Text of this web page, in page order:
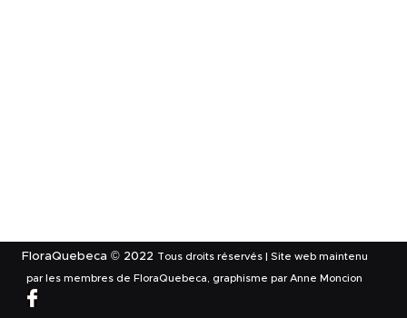
FloraQuebeca © 2022 Tous droits réservés | Site web maintenu
par les membres de FloraQuebeca, graphisme par Anne Moncion